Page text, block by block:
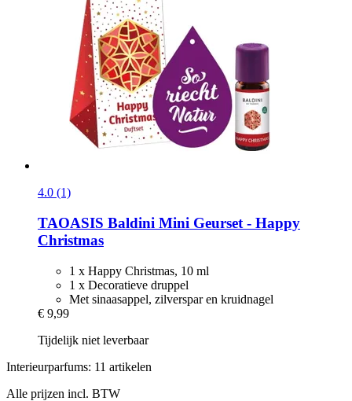
4.0 (1)
TAOASIS Baldini Mini Geurset -​ Happy
Christmas
1 x Happy Christmas, 10 ml
1 x Decoratieve druppel
Met sinaasappel, zilverspar en kruidnagel
€ 9,99
Tijdelijk niet leverbaar
Interieurparfums: 11 artikelen
Alle prijzen incl. BTW